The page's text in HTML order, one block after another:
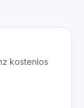
kostenlos